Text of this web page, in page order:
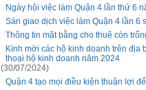
Ngày hội việc làm Quận 4 lần thứ 6
Sàn giao dịch việc làm Quận 4 lần 6
Thông tin mặt bằng cho thuê còn
Kính mời các hộ kinh doanh trên
thoại hộ kinh doanh năm 2024
(30/07/2024)
Quận 4 tạo mọi điều kiện thuận lợi